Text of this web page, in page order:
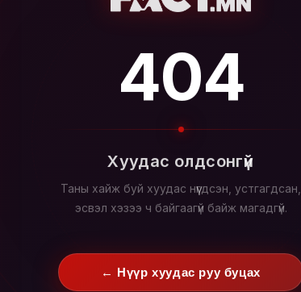
404
Хуудас олдсонгүй
Таны хайж буй хуудас нүүгдсэн, устгагдсан,
эсвэл хэзээ ч байгаагүй байж магадгүй.
← Нүүр хуудас руу буцах